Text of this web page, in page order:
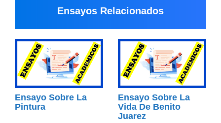
Ensayos Relacionados
Ensayo Sobre La
Pintura
Ensayo Sobre La
Vida De Benito
Juarez